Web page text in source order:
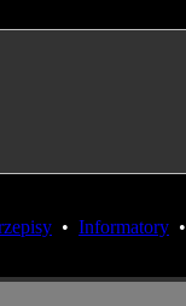
• Informatory